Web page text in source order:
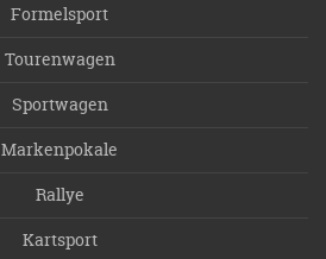
Formelsport
Tourenwagen
Sportwagen
Markenpokale
Rallye
Kartsport